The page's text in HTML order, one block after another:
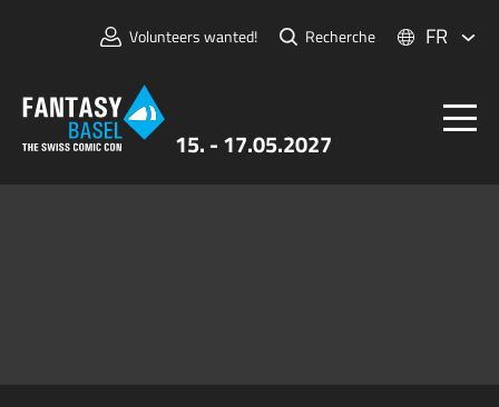
15. - 17.05.2027
Volunteers wanted! Recherche FR